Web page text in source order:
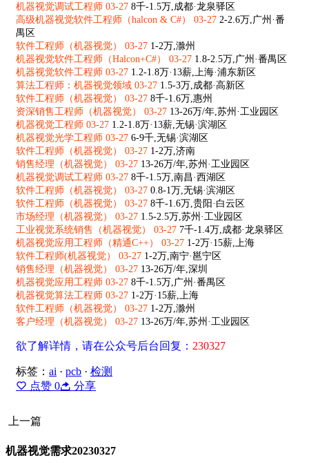
机器视觉调试工程师 03-27 8千-1.5万,成都·龙泉驿区
高级机器视觉软件工程师（halcon & C#） 03-27 2-2.6万,广州·番
禺区
软件工程师（机器视觉） 03-27 1-2万,滁州
机器视觉软件工程师（Halcon+C#） 03-27 1.8-2.5万,广州·番禺区
机器视觉软件工程师 03-27 1.2-1.8万·13薪,上海·浦东新区
算法工程师：机器视觉领域 03-27 1.5-3万,成都·高新区
软件工程师（机器视觉） 03-27 8千-1.6万,惠州
资深销售工程师（机器视觉） 03-27 13-26万/年,苏州·工业园区
机器视觉工程师 03-27 1.2-1.8万·13薪,无锡·滨湖区
机器视觉光学工程师 03-27 6-9千,无锡·滨湖区
软件工程师（机器视觉） 03-27 1-2万,济南
销售经理（机器视觉） 03-27 13-26万/年,苏州·工业园区
机器视觉调试工程师 03-27 8千-1.5万,南昌·西湖区
软件工程师（机器视觉） 03-27 0.8-1万,无锡·滨湖区
软件工程师（机器视觉） 03-27 8千-1.6万,贵阳·白云区
市场经理（机器视觉） 03-27 1.5-2.5万,苏州·工业园区
工业视觉系统销售（机器视觉） 03-27 7千-1.4万,成都·龙泉驿区
机器视觉应用工程师（精通C++） 03-27 1-2万·15薪,上海
软件工程师(机器视觉） 03-27 1-2万,南宁·邕宁区
销售经理（机器视觉） 03-27 13-26万/年,深圳
机器视觉应用工程师 03-27 8千-1.5万,广州·番禺区
机器视觉算法工程师 03-27 1-2万·15薪,上海
软件工程师（机器视觉） 03-27 1-2万,滁州
客户经理（机器视觉） 03-27 13-26万/年,苏州·工业园区
欲了解详情，请在公众号后台回复： 230327
标签： ai · pcb · 检测
点赞 0 分享
上一篇
机器视觉需求20230327